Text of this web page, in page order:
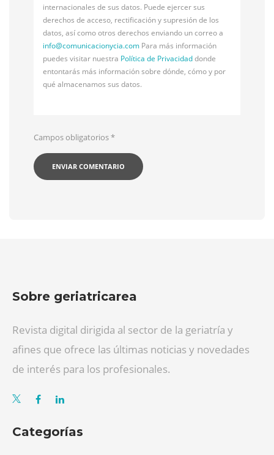
internacionales de sus datos. Puede ejercer sus
derechos de acceso, rectificación y supresión de los
datos, así como otros derechos enviando un correo a
info@comunicacionycia.com Para más información
puedes visitar nuestra Política de Privacidaddonde
entontarás más información sobre dónde, cómo y por
qué almacenamos sus datos.
Campos obligatorios*
Sobre geriatricarea
Revista digital dirigida al sector de la geriatría y
afines que ofrece las últimas noticias y novedades
de interés para los profesionales.
Categorías